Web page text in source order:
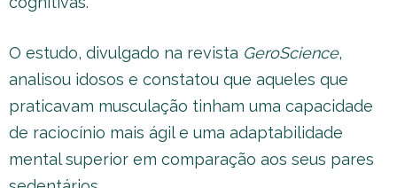
O estudo, divulgado na revista GeroScience,
analisou idosos e constatou que aqueles que
praticavam musculação tinham uma capacidade
de raciocínio mais ágil e uma adaptabilidade
mental superior em comparação aos seus pares